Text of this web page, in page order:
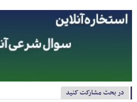
در بحث مشارکت کنید